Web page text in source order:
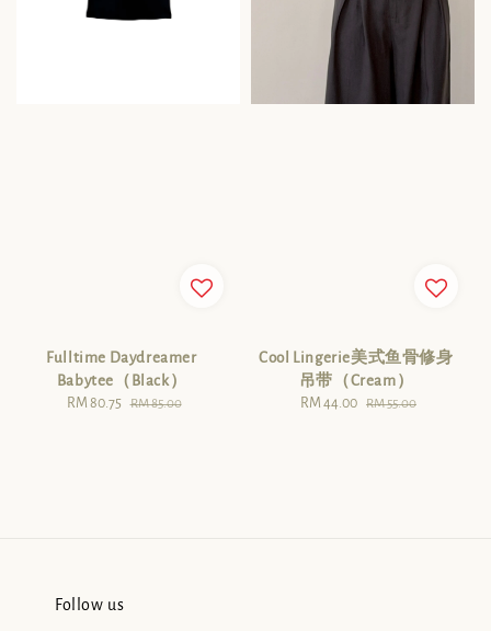
Fulltime Daydreamer
Babytee（Black）
Sale
RM 80.75 Regular
RM 85.00
Cool Lingerie美式鱼骨修身
吊带（Cream）
Sale
RM 44.00 Regular
RM 55.00
Follow us